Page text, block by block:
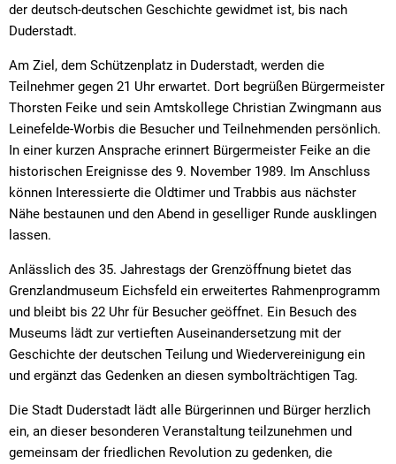
der deutsch-deutschen Geschichte gewidmet ist, bis nach
Duderstadt.
Am Ziel, dem Schützenplatz in Duderstadt, werden die
Teilnehmer gegen 21 Uhr erwartet. Dort begrüßen Bürgermeister
Thorsten Feike und sein Amtskollege Christian Zwingmann aus
Leinefelde-Worbis die Besucher und Teilnehmenden persönlich.
In einer kurzen Ansprache erinnert Bürgermeister Feike an die
historischen Ereignisse des 9. November 1989. Im Anschluss
können Interessierte die Oldtimer und Trabbis aus nächster
Nähe bestaunen und den Abend in geselliger Runde ausklingen
lassen.
Anlässlich des 35. Jahrestags der Grenzöffnung bietet das
Grenzlandmuseum Eichsfeld ein erweitertes Rahmenprogramm
und bleibt bis 22 Uhr für Besucher geöffnet. Ein Besuch des
Museums lädt zur vertieften Auseinandersetzung mit der
Geschichte der deutschen Teilung und Wiedervereinigung ein
und ergänzt das Gedenken an diesen symbolträchtigen Tag.
Die Stadt Duderstadt lädt alle Bürgerinnen und Bürger herzlich
ein, an dieser besonderen Veranstaltung teilzunehmen und
gemeinsam der friedlichen Revolution zu gedenken, die